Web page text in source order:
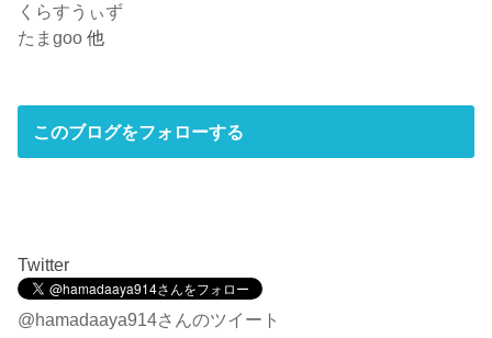
くらすうぃず
たまgoo 他
このブログをフォローする
Twitter
@hamadaaya914さんのツイート